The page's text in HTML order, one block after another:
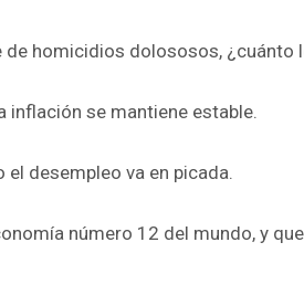
homicidios dolososos, ¿cuánto
inflación se mantiene estable.
desempleo va en picada.
número 12 del mundo, y